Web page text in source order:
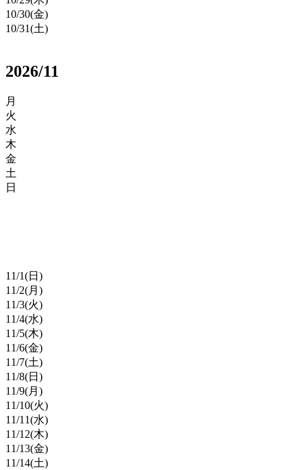
10/30(金)
10/31(土)
2026/11
月
火
水
木
金
土
日
11/1(日)
11/2(月)
11/3(火)
11/4(水)
11/5(木)
11/6(金)
11/7(土)
11/8(日)
11/9(月)
11/10(火)
11/11(水)
11/12(木)
11/13(金)
11/14(土)